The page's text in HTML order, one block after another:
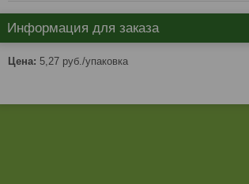
Информация для заказа
Цена: 5,27 руб./упаковка